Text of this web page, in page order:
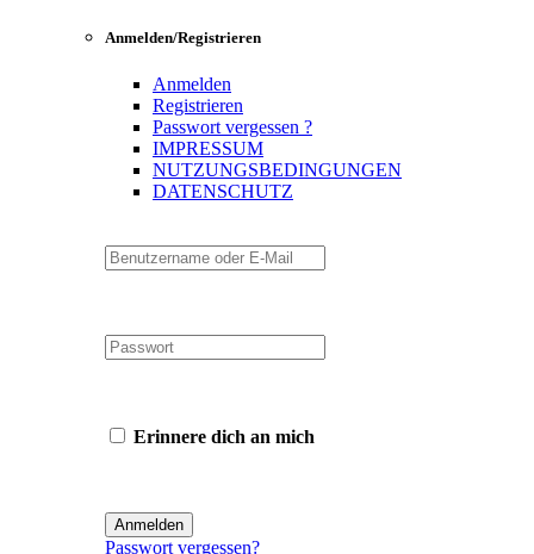
Anmelden/Registrieren
Anmelden
Registrieren
Passwort vergessen ?
IMPRESSUM
NUTZUNGSBEDINGUNGEN
DATENSCHUTZ
Erinnere dich an mich
Passwort vergessen?